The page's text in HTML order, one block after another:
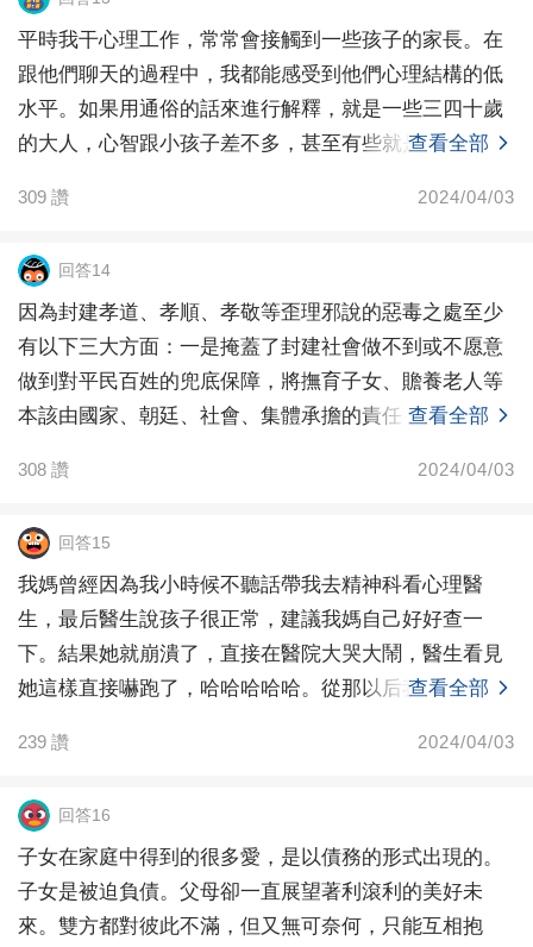
平時我干心理工作，常常會接觸到一些孩子的家長。在
跟他們聊天的過程中，我都能感受到他們心理結構的低
水平。如果用通俗的話來進行解釋，就是一些三四十歲
的大人，心智跟小孩子差不多，甚至有些就是披著大人
查看全部
309 讚 2024/04/03
回答14
因為封建孝道、孝順、孝敬等歪理邪說的惡毒之處至少
有以下三大方面：一是掩蓋了封建社會做不到或不愿意
做到對平民百姓的兜底保障，將撫育子女、贍養老人等
本該由國家、朝廷、社會、集體承擔的責任，完全甩鍋
查看全部
308 讚 2024/04/03
回答15
我媽曾經因為我小時候不聽話帶我去精神科看心理醫
生，最后醫生說孩子很正常，建議我媽自己好好查一
下。結果她就崩潰了，直接在醫院大哭大鬧，醫生看見
她這樣直接嚇跑了，哈哈哈哈哈。從那以后我就知道我
查看全部
239 讚 2024/04/03
回答16
子女在家庭中得到的很多愛，是以債務的形式出現的。
子女是被迫負債。父母卻一直展望著利滾利的美好未
來。雙方都對彼此不滿，但又無可奈何，只能互相抱